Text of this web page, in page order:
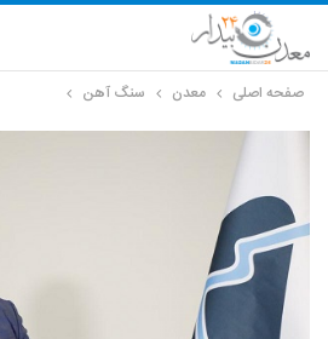
صفحه اصلی معدن سنگ آهن